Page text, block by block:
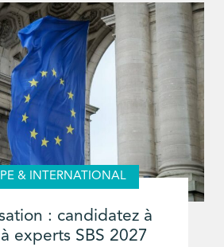
& INTERNATIONAL
: candidatez à
à experts SBS 2027